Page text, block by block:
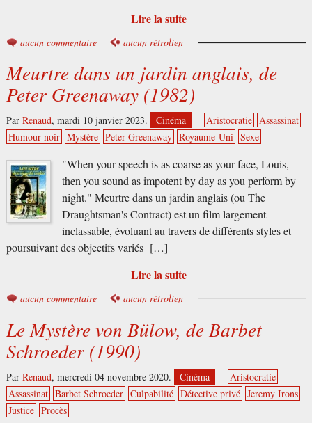
Lire la suite
aucun commentaire aucun rétrolien
Meurtre dans un jardin anglais, de
Peter Greenaway (1982)
Par Renaud, mardi 10 janvier 2023. Cinéma Aristocratie Assassinat
Humour noir Mystère Peter Greenaway Royaume-Uni Sexe
"When your speech is as coarse as your face, Louis,
then you sound as impotent by day as you perform by
night." Meurtre dans un jardin anglais (ou The
Draughtsman's Contract) est un film largement
inclassable, évoluant au travers de différents styles et
poursuivant des objectifs variés […]
Lire la suite
aucun commentaire aucun rétrolien
Le Mystère von Bülow, de Barbet
Schroeder (1990)
Par Renaud, mercredi 04 novembre 2020. Cinéma
Aristocratie
Assassinat Barbet Schroeder Culpabilité Détective privé Jeremy Irons
Justice Procès